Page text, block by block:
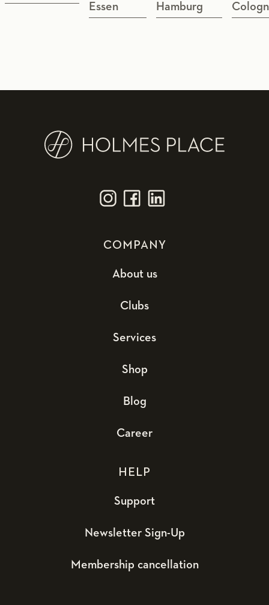
Essen
Hamburg
COMPANY
About us
Clubs
Services
Shop
Blog
Career
HELP
Support
Newsletter Sign-Up
Membership cancellation